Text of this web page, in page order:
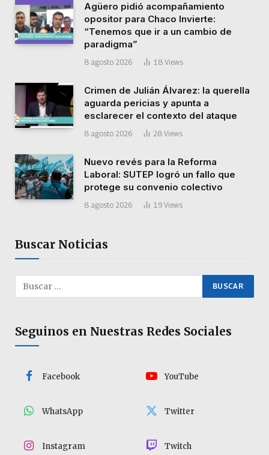
Agüero pidió acompañamiento
opositor para Chaco Invierte:
“Tenemos que ir a un cambio de
paradigma”
8 agosto 2026 18 Views
Crimen de Julián Álvarez: la querella
aguarda pericias y apunta a
esclarecer el contexto del ataque
8 agosto 2026 28 Views
Nuevo revés para la Reforma
Laboral: SUTEP logró un fallo que
protege su convenio colectivo
8 agosto 2026 19 Views
Buscar Noticias
Seguinos en Nuestras Redes Sociales
Facebook YouTube
WhatsApp Twitter
Instagram Twitch